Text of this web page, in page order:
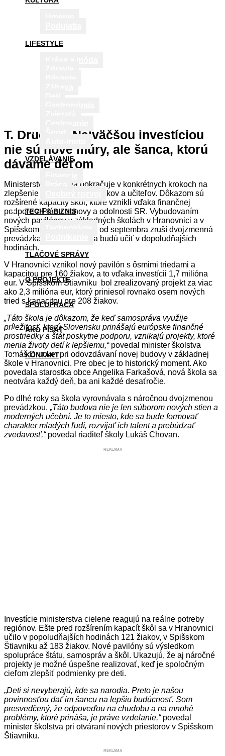
LIFESTYLE
VZDELÁVANIE
TECH & BIZNIS
TLAČOVÉ SPRÁVY
O PROJEKTE
SPOLUPRÁCA
AKO PÍSAŤ
KONTAKT
T. Drucker: Najväčšou investíciou
nie sú nové múry, ale šanca, ktorú
dávame deťom
Ministerstvo školstva pokračuje v konkrétnych krokoch na
zlepšenie podmienok pre žiakov a učiteľov. Dôkazom sú
rozšírené kapacity škôl, ktoré vznikli vďaka finančnej
podpore z Plánu obnovy a odolnosti SR. Vybudovaním
nových pavilónov v základných školách v Hranovnici a v
Spišskom Štiavniku sa tak od septembra zruší dvojzmenná
prevádzka a všetky deti sa budú učiť v dopoludňajších
hodinách.
V Hranovnici vznikol nový pavilón s ôsmimi triedami a
kapacitou pre 160 žiakov, a to vďaka investícii 1,7 milióna
eur. V Spišskom Štiavniku bol zrealizovaný projekt za viac
ako 2,3 milióna eur, ktorý priniesol rovnako osem nových
tried s kapacitou pre 208 žiakov.
„Táto škola je dôkazom, že keď samospráva využije
príležitosť, ktorú Slovensku prinášajú európske finančné
prostriedky a štát poskytne podporu, vznikajú projekty, ktoré
menia životy detí k lepšiemu,“ povedal minister školstva
Tomáš Drucker pri odovzdávaní novej budovy v základnej
škole v Hranovnici. Pre obec je to historický moment. Ako
povedala starostka obce Angelika Farkašová, nová škola sa
neotvára každý deň, ba ani každé desaťročie.
Po dlhé roky sa škola vyrovnávala s náročnou dvojzmenou
prevádzkou. „Táto budova nie je len súborom nových stien a
moderných učební. Je to miesto, kde sa bude formovať
charakter mladých ľudí, rozvíjať ich talent a prebúdzať
zvedavosť,“ povedal riaditeľ školy Lukáš Chovan.
REKLAMA
Investície ministerstva cielene reagujú na reálne potreby
regiónov. Ešte pred rozšírením kapacít škôl sa v Hranovnici
učilo v popoludňajších hodinách 121 žiakov, v Spišskom
Štiavniku až 183 žiakov. Nové pavilóny sú výsledkom
spolupráce štátu, samospráv a škôl. Ukazujú, že aj náročné
projekty je možné úspešne realizovať, keď je spoločným
cieľom zlepšiť podmienky pre deti.
„Deti si nevyberajú, kde sa narodia. Preto je našou
povinnosťou dať im šancu na lepšiu budúcnosť. Som
presvedčený, že odpoveďou na chudobu a na mnohé
problémy, ktoré prináša, je práve vzdelanie,“ povedal
minister školstva pri otváraní nových priestorov v Spišskom
Štiavniku.
REKLAMA